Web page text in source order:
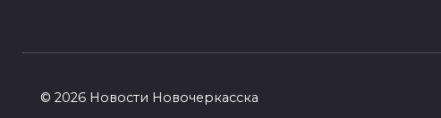
© 2026 Новости Новочеркасска